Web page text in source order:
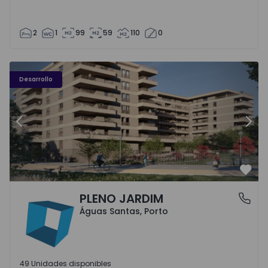
2 1 99 59 110 0
Desarrollo
PLENO JARDIM - 3
Anterior
Águas Santas, PortoPLENO JARDIM
Águas Santas, Porto
49 Unidades disponibles